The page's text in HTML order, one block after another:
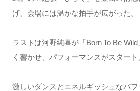
げ、会場には温かな拍手が広がった。
ラストは河野純喜が「Born To Be
く響かせ、パフォーマンスがスタート
激しいダンスとエネルギッシュなパ